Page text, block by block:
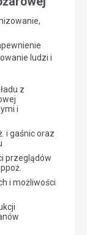
ludzi i
z
i
i gaśnic oraz
przeglądów
i możliwości